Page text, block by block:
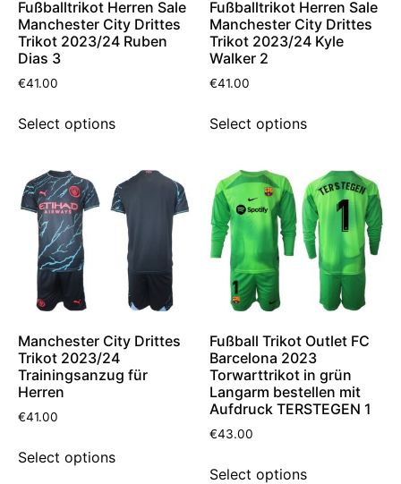
Fußballtrikot Herren Sale
Manchester City Drittes
Trikot 2023/24 Ruben
Dias 3
€41.00
Select options
Fußballtrikot Herren Sale
Manchester City Drittes
Trikot 2023/24 Kyle
Walker 2
€41.00
Select options
Manchester City Drittes
Trikot 2023/24
Trainingsanzug für
Herren
€41.00
Select options
Fußball Trikot Outlet FC
Barcelona 2023
Torwarttrikot in grün
Langarm bestellen mit
Aufdruck TERSTEGEN 1
€43.00
Select options